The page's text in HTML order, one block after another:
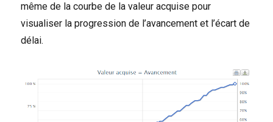
même de la courbe de la valeur acquise pour
visualiser la progression de l’avancement et l’écart de
délai.